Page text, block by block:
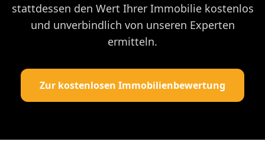
stattdessen den Wert Ihrer Immobilie kostenlos
und unverbindlich von unseren Experten
ermitteln.
Zur kostenlosen Immobilienbewertung